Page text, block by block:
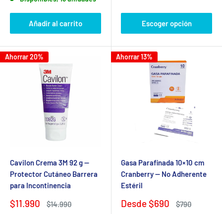
Añadir al carrito Escoger opción
Ahorrar 20%
Cavilon Crema 3M 92 g —
Protector Cutáneo Barrera
para Incontinencia
Precio
$11.990
Precio
$14.990
Ahorrar 13%
Gasa Parafinada 10×10 cm
Cranberry — No Adherente
Estéril
Precio
Desde $690
Precio
$790